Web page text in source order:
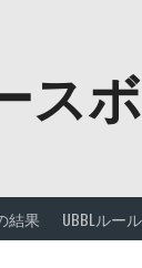
ス
結果 UBBLルール